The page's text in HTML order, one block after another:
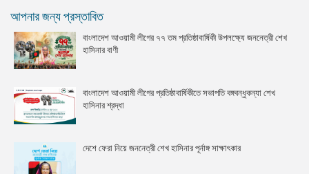
আপনার জন্য প্রস্তাবিত
বাংলাদেশ আওয়ামী লীগের ৭৭ তম প্রতিষ্ঠাবার্ষিকী উপলক্ষ্যে জননেত্রী শেখ
হাসিনার বাণী
বাংলাদেশ আওয়ামী লীগের প্রতিষ্ঠাবার্ষিকীতে সভাপতি বঙ্গবন্ধুকন্যা শেখ
হাসিনার শ্রদ্ধা
দেশে ফেরা নিয়ে জননেত্রী শেখ হাসিনার পূর্নাঙ্গ সাক্ষাৎকার